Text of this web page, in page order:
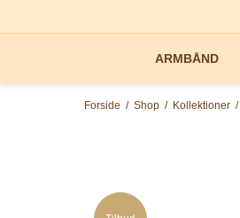
ARMBÅND
Forside / Shop / Kollektioner /